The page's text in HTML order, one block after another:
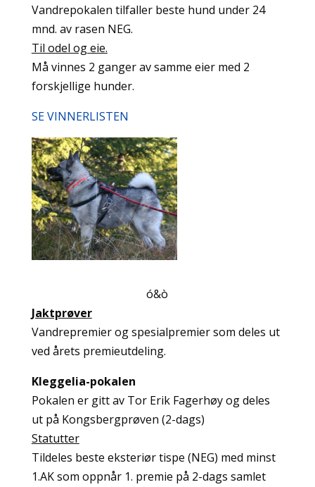
Vandrepokalen tilfaller beste hund under 24
mnd. av rasen NEG.
Til odel og eie.
Må vinnes 2 ganger av samme eier med 2
forskjellige hunder.
SE VINNERLISTEN
ó&ò
Jaktprøver
Vandrepremier og spesialpremier som deles ut
ved årets premieutdeling.
Kleggelia-pokalen
Pokalen er gitt av Tor Erik Fagerhøy og deles
ut på Kongsbergprøven (2-dags)
Statutter
Tildeles beste eksteriør tispe (NEG) med minst
1.AK som oppnår 1. premie på 2-dags samlet